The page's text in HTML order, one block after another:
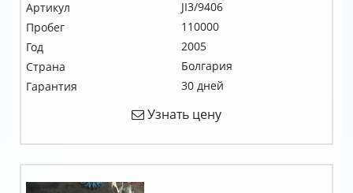
Артикул
JI3/9406
Пробег
110000
Год
2005
Страна
Болгария
Гарантия
30 дней
Узнать цену